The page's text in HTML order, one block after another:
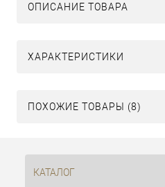
ОПИСАНИЕ ТОВАРА
ХАРАКТЕРИСТИКИ
ПОХОЖИЕ ТОВАРЫ (8)
КАТАЛОГ